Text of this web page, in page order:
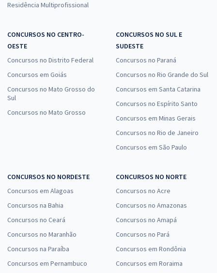
Residência Multiprofissional
CONCURSOS NO CENTRO-
OESTE
Concursos no Distrito Federal
Concursos em Goiás
Concursos no Mato Grosso do
Sul
Concursos no Mato Grosso
CONCURSOS NO SUL E
SUDESTE
Concursos no Paraná
Concursos no Rio Grande do Sul
Concursos em Santa Catarina
Concursos no Espírito Santo
Concursos em Minas Gerais
Concursos no Rio de Janeiro
Concursos em São Paulo
CONCURSOS NO NORDESTE
Concursos em Alagoas
Concursos na Bahia
Concursos no Ceará
Concursos no Maranhão
Concursos na Paraíba
Concursos em Pernambuco
CONCURSOS NO NORTE
Concursos no Acre
Concursos no Amazonas
Concursos no Amapá
Concursos no Pará
Concursos em Rondônia
Concursos em Roraima